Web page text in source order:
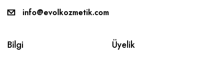
info@evolkozmetik.com
Bilgi Üyelik